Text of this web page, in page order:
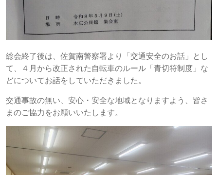
総会終了後は、佐賀南警察署より「交通安全のお話」とし
て、４月から改正された自転車のルール「青切符制度」な
どについてお話をしていただきました。
交通事故の無い、安心・安全な地域となりますよう、皆さ
まのご協力をお願いいたします。